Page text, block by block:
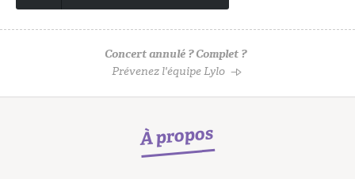
Concert annulé ? Complet ?
Prévenez l'équipe Lylo
À propos